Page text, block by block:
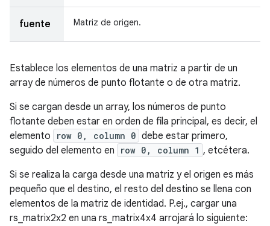
fuente Matriz de origen.
Establece los elementos de una matriz a partir de un
array de números de punto flotante o de otra matriz.
Si se cargan desde un array, los números de punto
flotante deben estar en orden de fila principal, es decir, el
elemento
row 0, column 0 debe estar primero,
seguido del elemento en
row 0, column 1 , etcétera.
Si se realiza la carga desde una matriz y el origen es más
pequeño que el destino, el resto del destino se llena con
elementos de la matriz de identidad. P.ej., cargar una
rs_matrix2x2 en una rs_matrix4x4 arrojará lo siguiente: